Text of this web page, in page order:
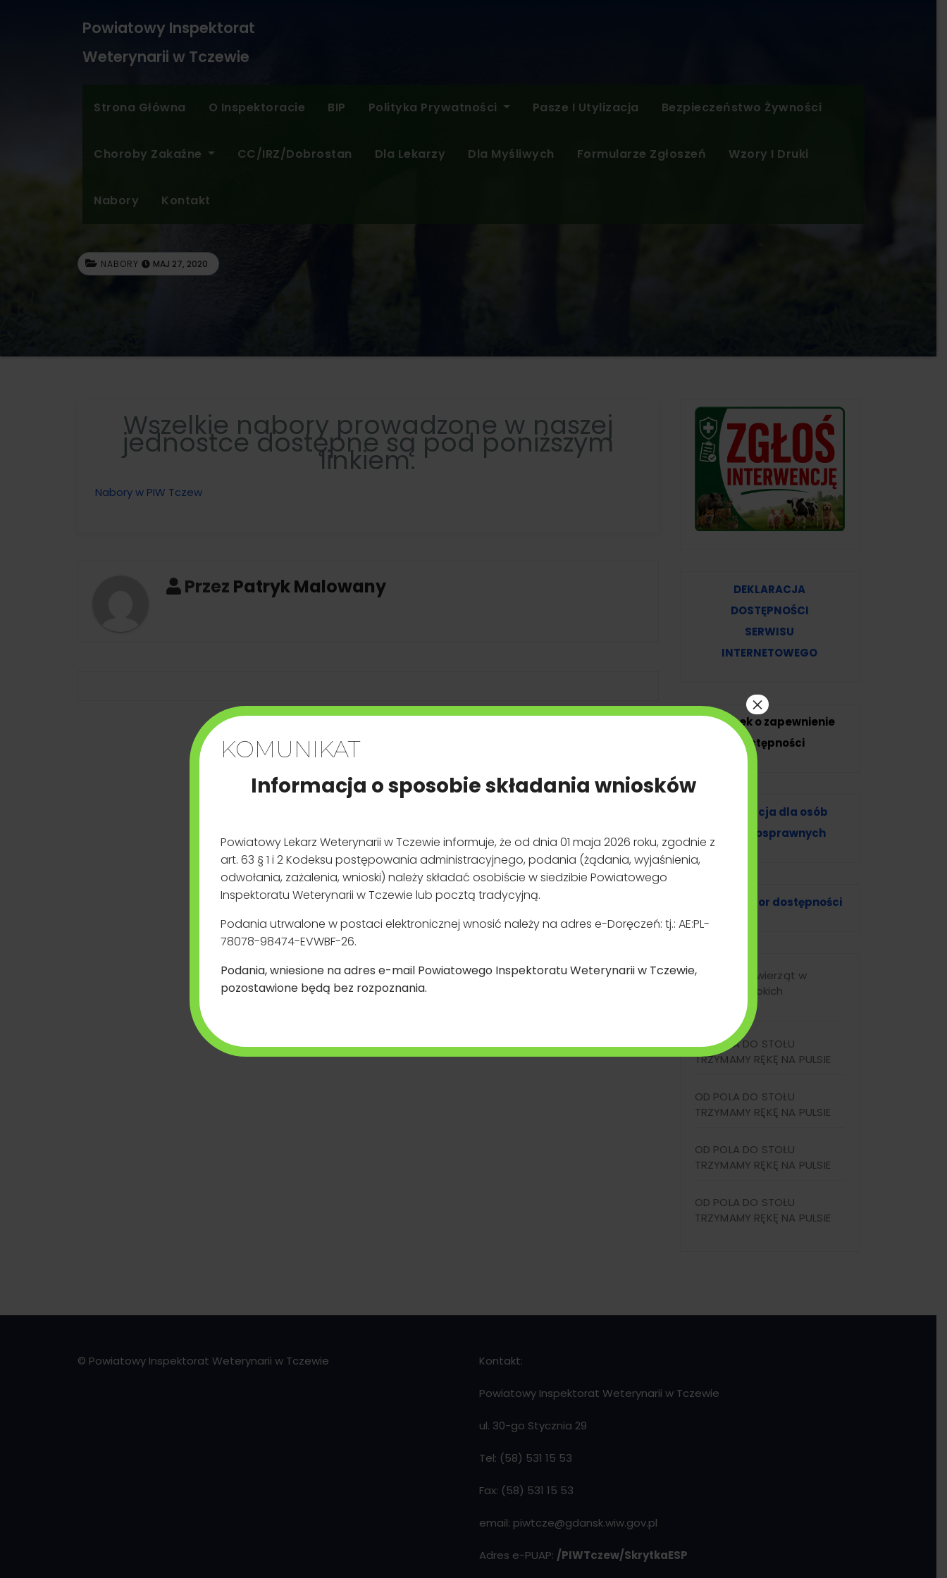
Powiatowy Inspektorat
Weterynarii w Tczewie
Strona Główna O Inspektoracie BIP Polityka Prywatności Pasze I Utylizacja Bezpieczeństwo Żywności
Choroby Zakaźne CC/IRZ/Dobrostan Dla Lekarzy Dla Myśliwych Formularze Zgłoszeń Wzory I Druki
Nabory Kontakt
NABORY MAJ 27, 2020
Wszelkie nabory prowadzone w naszej
jednostce dostępne są pod poniższym
linkiem.
Nabory w PIW Tczew
Przez Patryk Malowany
DEKLARACJA
DOSTĘPNOŚCI
SERWISU
INTERNETOWEGO
Wniosek o zapewnienie
dostępności
Informacja dla osób
niepełnosprawnych
Koordynator dostępności
Transport zwierząt w
okresie wysokich
temperatur
OD POLA DO STOŁU
TRZYMAMY RĘKĘ NA PULSIE
OD POLA DO STOŁU
TRZYMAMY RĘKĘ NA PULSIE
OD POLA DO STOŁU
TRZYMAMY RĘKĘ NA PULSIE
OD POLA DO STOŁU
TRZYMAMY RĘKĘ NA PULSIE
© Powiatowy Inspektorat Weterynarii w Tczewie Kontakt:
Powiatowy Inspektorat Weterynarii w Tczewie
ul. 30-go Stycznia 29
Tel: (58) 531 15 53
Fax: (58) 531 15 53
email: piwtcze@gdansk.wiw.gov.pl
Adres e-PUAP: /PIWTczew/SkrytkaESP
Od 18 marca 2026r. wszystkie podmioty utrzymujące zwierzęta, z wyłączeniem właścicieli zwierząt domowych towarzyszących podlegają
obowiązkowi rejestracji.
Identyfikacyjnego (WNI)*
*Powiatowy Lekarz Weterynarii w terminie 30 dni wydaje decyzję o zmianie weterynaryjnego numeru identyfikacyjnego lub nadaje taki numer (WNI)